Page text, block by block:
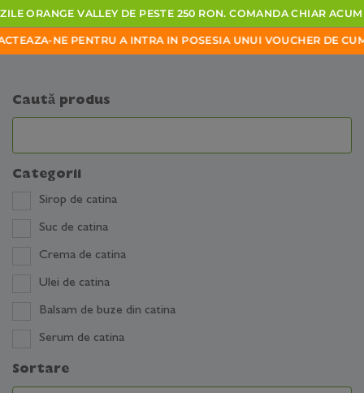
VALLEYDEPESTE250RON.COMANDACHIARACUM
PENTRUA INTRAINPOSESIAUNUIVOUCHER DE
Caută produs
Categorii
Sirop de catina
Suc de catina
Crema de catina
Ulei de catina
Balsam de buze din catina
Serum de catina
Sortare